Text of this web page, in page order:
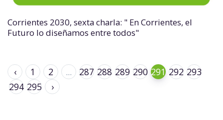
Corrientes 2030, sexta charla: " En Corrientes, el
Futuro lo diseñamos entre todos"
‹ 1 2 ... 287 288 289 290 291 292 293
294 295 ›